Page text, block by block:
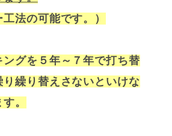
工法の可能です。）
ングを５年～７年で打ち替
り繰り替えさないといけな
。